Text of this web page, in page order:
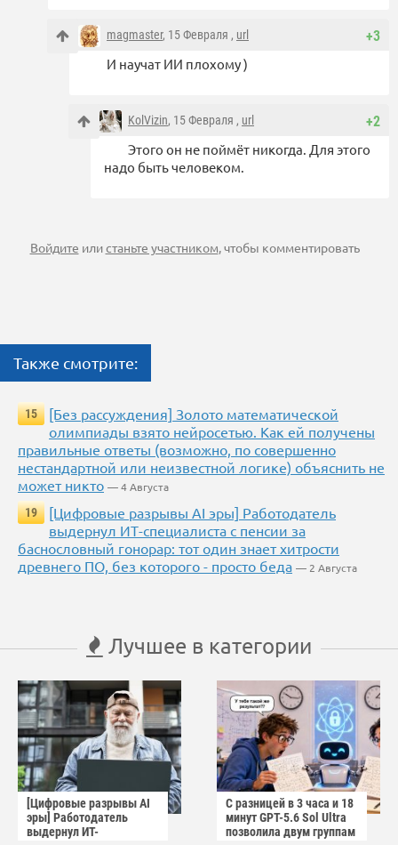
+3
magmaster, 15 Февраля , url
И научат ИИ плохому )
+2
KolVizin, 15 Февраля , url
Этого он не поймёт никогда. Для этого
надо быть человеком.
Войдите илистаньте участником, чтобы комментировать
Также смотрите:
15
[Без рассуждения] Золото математической
олимпиады взято нейросетью. Как ей получены
правильные ответы (возможно, по совершенно
нестандартной или неизвестной логике) объяснить не
может никто — 4 Августа
19
[Цифровые разрывы AI эры] Работодатель
выдернул ИТ-специалиста с пенсии за
баснословный гонорар: тот один знает хитрости
древнего ПО, без которого - просто беда — 2 Августа
Лучшее в категории
[Цифровые разрывы AI
эры] Работодатель
выдернул ИТ-
С разницей в 3 часа и 18
минут GPT-5.6 Sol Ultra
позволила двум группам